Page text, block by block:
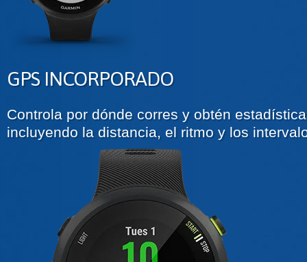
GPS INCORPORADO
Controla por dónde corres y obtén
incluyendo la distancia, el ritmo y los